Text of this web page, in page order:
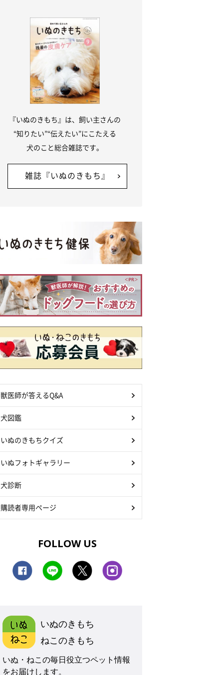
『いぬのきもち』は、飼い主さんの
“知りたい”“伝えたい”にこたえる
犬のこと総合雑誌です。
雑誌『いぬのきもち』
獣医師が答えるQ&A
犬図鑑
いぬのきもちクイズ
いぬフォトギャラリー
犬診断
購読者専用ページ
FOLLOW US
いぬのきもち
ねこのきもち
いぬ・ねこの毎日役立つペット情報
をお届けします。